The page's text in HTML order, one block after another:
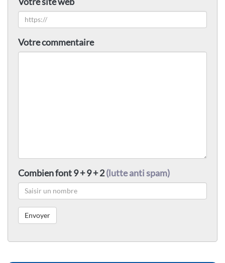
Votre commentaire
Combien font 9 + 9 + 2(lutte anti spam)